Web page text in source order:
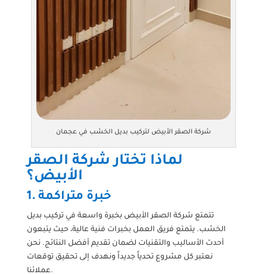
شركة الصقر الأبيض لتركيب بديل الخشب في عجمان
لماذا تختار شركة الصقر
الأبيض؟
1. خبرة متراكمة
تتمتع شركة الصقر الأبيض بخبرة واسعة في تركيب بديل
الخشب. يتمتع فريق العمل بخبرات فنية عالية، حيث يتبعون
أحدث الأساليب والتقنيات لضمان تقديم أفضل النتائج. نحن
نعتبر كل مشروع تحدياً جديداً ونهدف إلى تحقيق توقعات
عملائنا.